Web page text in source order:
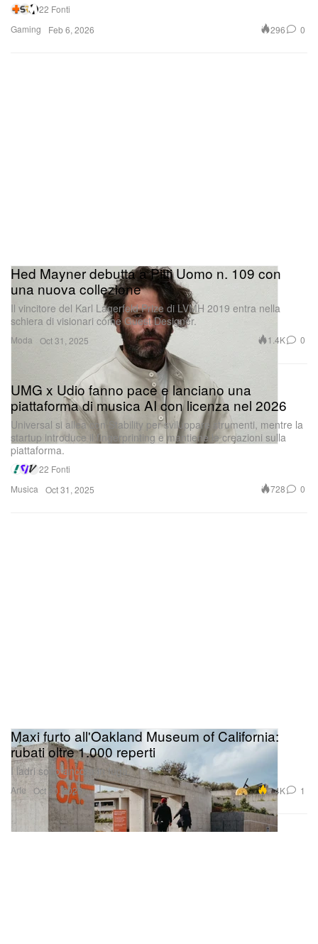
Gaming
22 Fonti
Feb 6, 2026
296 0
Moda
Hed Mayner debutta a Pitti Uomo n. 109 con
una nuova collezione
Il vincitore del Karl Lagerfeld Prize di LVMH 2019 entra nella
schiera di visionari come Guest Designer.
Oct 31, 2025 1.4K 0
Musica
UMG x Udio fanno pace e lanciano una
piattaforma di musica AI con licenza nel 2026
Universal si allea con Stability per sviluppare strumenti, mentre la
startup introduce il fingerprinting e mantiene le creazioni sulla
piattaforma.
22 Fonti
Oct 31, 2025
728 0
Arte
Maxi furto all'Oakland Museum of California:
rubati oltre 1.000 reperti
I ladri sono ancora in fuga.
Oct 30, 2025 2.4K 1